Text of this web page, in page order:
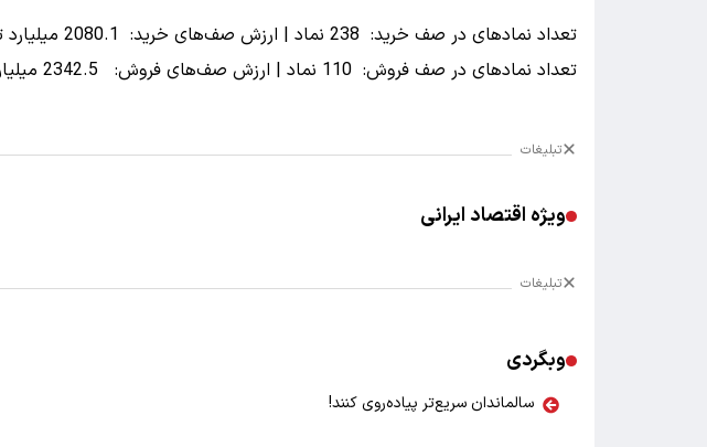
تعداد نماد‌های در صف خرید: 238 نماد | ارزش صف‌های خرید: 2080.1 میلیارد تومان
تعداد نماد‌های در صف فروش: 110 نماد | ارزش صف‌های فروش: 2342.5 میلیارد تومان
تبلیغات
ویژه اقتصاد ایرانی
تبلیغات
وبگردی
سالماندان سریع‌تر پیاده‌روی کنند!